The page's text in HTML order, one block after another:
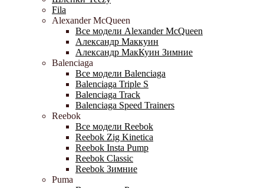
Fila
Alexander McQueen
Все модели Alexander McQueen
Александр Маккуин
Александр МакКуин Зимние
Balenciaga
Все модели Balenciaga
Balenciaga Triple S
Balenciaga Track
Balenciaga Speed Trainers
Reebok
Все модели Reebok
Reebok Zig Kinetica
Reebok Insta Pump
Reebok Classic
Reebok Зимние
Puma